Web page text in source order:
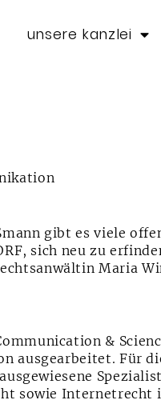
unsere kanzlei
gibt es viele
sich neu zu
Maria
&
ausgearbeitet. Für
sowie Internetrecht